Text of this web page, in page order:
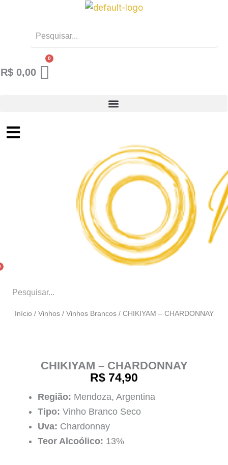
conteúdo
R$ 0,00
Menu
Início / Vinhos/ Vinhos Brancos/ CHIKIYAM – CHARDONNAY
CHIKIYAM – CHARDONNAY
R$ 74,90
Região: Mendoza, Argentina
Tipo: Vinho Branco Seco
Uva: Chardonnay
Teor Alcoólico: 13%